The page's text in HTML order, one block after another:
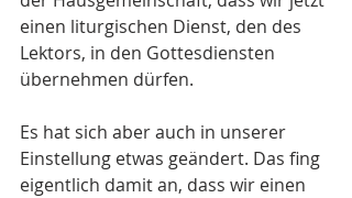
einen liturgischen Dienst, den des
Lektors, in den Gottesdiensten
übernehmen dürfen.
Es hat sich aber auch in unserer
Einstellung etwas geändert. Das fing
eigentlich damit an, dass wir einen